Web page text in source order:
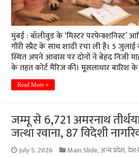
मुंबई : बॉलीवुड के ‘मिस्टर परफेक्शनिस्ट’
गौरी स्प्रैट के साथ शादी रचा ली है। 5
स्थित अपने आवास पर दोनों ने बेहद निजी
के तहत कोर्ट मैरिज की। मूसलाधार
Read More »
जम्मू से 6,721 अमरनाथ
जत्था रवाना, 87 विदेशी
July 5, 2026 Main Slide,अन्य प्रदेश,